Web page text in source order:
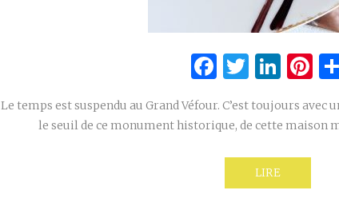
Facebook
Twitter
Le temps est suspendu au Grand Véfour. C’est toujours avec
le seuil de ce monument historique, de cette maison
LIRE